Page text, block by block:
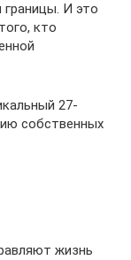
И это
кто
27-
собственных
жизнь